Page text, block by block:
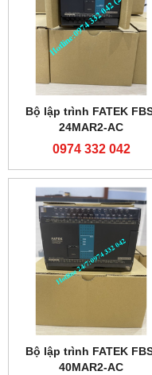
Bộ lập trình FATEK
24MAR2-AC
0974 332 042
Bộ lập trình FATEK
40MAR2-AC